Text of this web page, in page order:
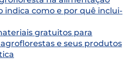
indica como e por quê inclui-
gratuitos para
e seus produtos